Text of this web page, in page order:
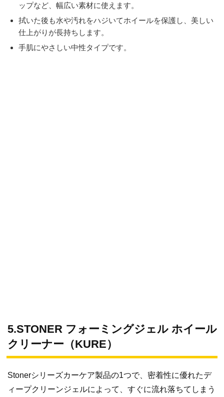
ップなど、幅広い素材に使えます。
拭いた後も水や汚れをハジいてホイールを保護し、美しい
仕上がりが長持ちします。
手肌にやさしい中性タイプです。
5.STONER フォーミングジェル ホイール
クリーナー（KURE）
Stonerシリーズカーケア製品の1つで、密着性に優れたデ
ィープクリーンジェルによって、すぐに流れ落ちてしまう